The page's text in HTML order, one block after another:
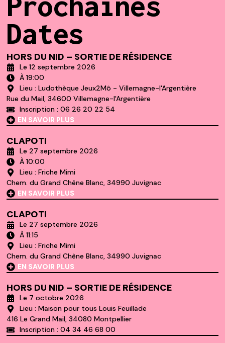
Dates
HORS DU NID – SORTIE DE RÉSIDENCE
Le 12 septembre 2026
À 19:00
Lieu : Ludothèque Jeux2Mô - Villemagne-l'Argentière
Rue du Mail, 34600 Villemagne-l'Argentière
Inscription : 06 26 20 22 54
EN SAVOIR PLUS
CLAPOTI
Le 27 septembre 2026
À 10:00
Lieu : Friche Mimi
Chem. du Grand Chêne Blanc, 34990 Juvignac
EN SAVOIR PLUS
CLAPOTI
Le 27 septembre 2026
À 11:15
Lieu : Friche Mimi
Chem. du Grand Chêne Blanc, 34990 Juvignac
EN SAVOIR PLUS
HORS DU NID – SORTIE DE RÉSIDENCE
Le 7 octobre 2026
Lieu : Maison pour tous Louis Feuillade
416 Le Grand Mail, 34080 Montpellier
Inscription : 04 34 46 68 00